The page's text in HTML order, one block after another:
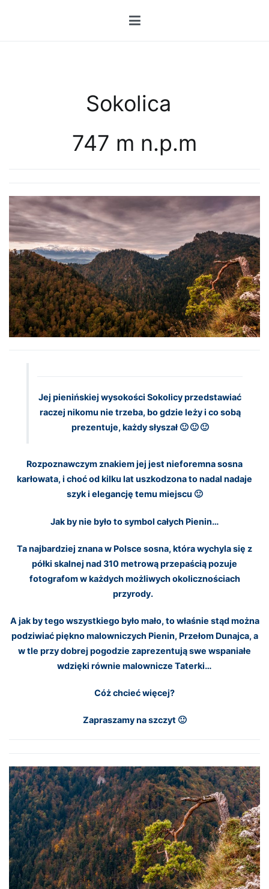
Sokolica
747 m n.p.m
Jej pienińskiej wysokości Sokolicy przedstawiać
raczej nikomu nie trzeba, bo gdzie leży i co sobą
prezentuje, każdy słyszał 🙂 🙂 🙂
Rozpoznawczym znakiem jej jest nieforemna sosna
karłowata, i choć od kilku lat uszkodzona to nadal nadaje
szyk i elegancję temu miejscu 🙂
Jak by nie było to symbol całych Pienin…
Ta najbardziej znana w Polsce sosna, która wychyla się z
półki skalnej nad 310 metrową przepaścią pozuje
fotografom w każdych możliwych okolicznościach
przyrody.
A jak by tego wszystkiego było mało, to właśnie stąd można
podziwiać piękno malowniczych Pienin, Przełom Dunajca, a
w tle przy dobrej pogodzie zaprezentują swe wspaniałe
wdzięki równie malownicze Taterki…
Cóż chcieć więcej?
Zapraszamy na szczyt 🙂